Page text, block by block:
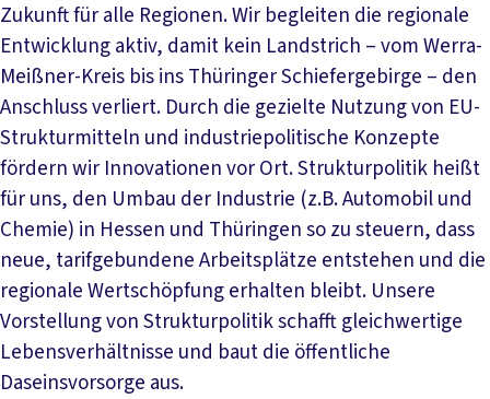
Zukunft für alle Regionen. Wir begleiten die regionale
Entwicklung aktiv, damit kein Landstrich – vom Werra-
Meißner-Kreis bis ins Thüringer Schiefergebirge – den
Anschluss verliert. Durch die gezielte Nutzung von EU-
Strukturmitteln und industriepolitische Konzepte
fördern wir Innovationen vor Ort. Strukturpolitik heißt
für uns, den Umbau der Industrie (z.B. Automobil und
Chemie) in Hessen und Thüringen so zu steuern, dass
neue, tarifgebundene Arbeitsplätze entstehen und die
regionale Wertschöpfung erhalten bleibt. Unsere
Vorstellung von Strukturpolitik schafft gleichwertige
Lebensverhältnisse und baut die öffentliche
Daseinsvorsorge aus.